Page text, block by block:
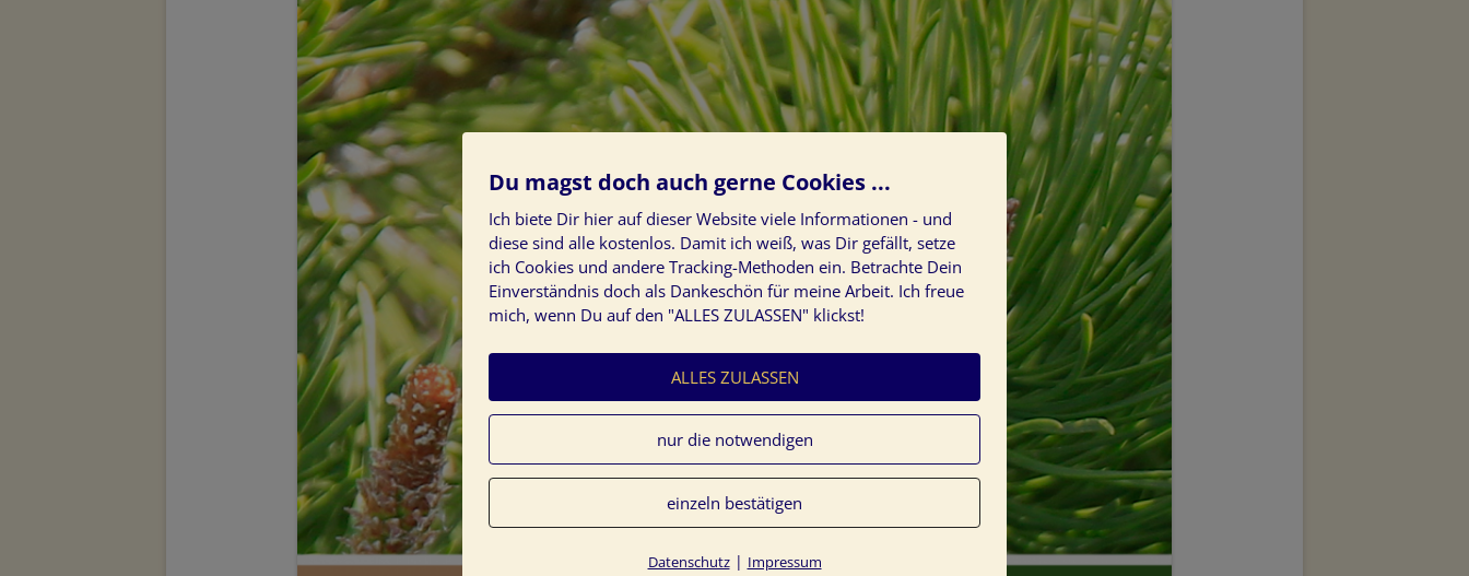
Du magst doch auch gerne Cookies ...
Ich biete Dir hier auf dieser Website viele Informationen - und
diese sind alle kostenlos. Damit ich weiß, was Dir gefällt, setze
ich Cookies und andere Tracking-Methoden ein. Betrachte Dein
Einverständnis doch als Dankeschön für meine Arbeit. Ich freue
mich, wenn Du auf den "ALLES ZULASSEN" klickst!
ALLES ZULASSEN
nur die notwendigen
einzeln bestätigen
Datenschutz| Impressum